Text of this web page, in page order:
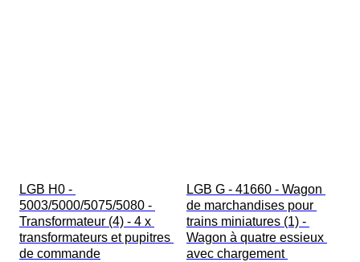
LGB H0 -
5003/5000/5075/5080 -
Transformateur (4) - 4 x
transformateurs et pupitres
de commande
LGB G - 41660 - Wagon
de marchandises pour
trains miniatures (1) -
Wagon à quatre essieux
avec chargement